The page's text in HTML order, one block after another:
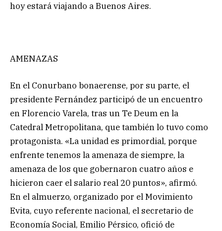
hoy estará viajando a Buenos Aires.
AMENAZAS
En el Conurbano bonaerense, por su parte, el
presidente Fernández participó de un encuentro
en Florencio Varela, tras un Te Deum en la
Catedral Metropolitana, que también lo tuvo como
protagonista. «La unidad es primordial, porque
enfrente tenemos la amenaza de siempre, la
amenaza de los que gobernaron cuatro años e
hicieron caer el salario real 20 puntos», afirmó.
En el almuerzo, organizado por el Movimiento
Evita, cuyo referente nacional, el secretario de
Economía Social, Emilio Pérsico, ofició de